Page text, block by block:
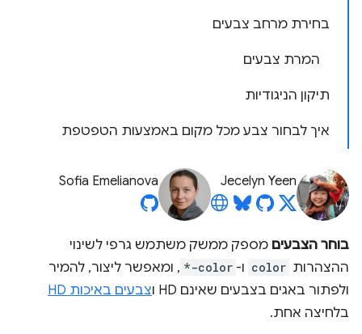
בחירת מרחב צבעים
המרת צבעים
תיקון הניגודיות
איך לבחור צבע מכל מקום באמצעות הטפטפת
Jecelyn Yeen
Sofia Emelianova
בוחר הצבעים מספק ממשק משתמש גרפי לשינוי
ההצהרות color ו- *-color , ומאפשר ליצור, להמיר
ולפתור באגים בצבעים שאינם HD ו
צבעים באיכות HD
בלחיצה אחת.